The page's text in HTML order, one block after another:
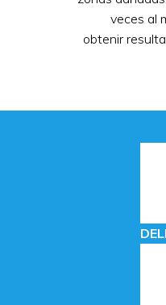
veces al
obtenir